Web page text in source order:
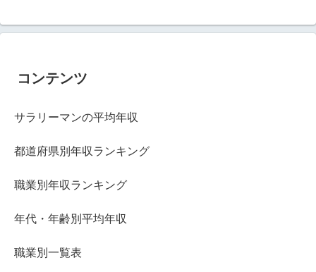
コンテンツ
サラリーマンの平均年収
都道府県別年収ランキング
職業別年収ランキング
年代・年齢別平均年収
職業別一覧表